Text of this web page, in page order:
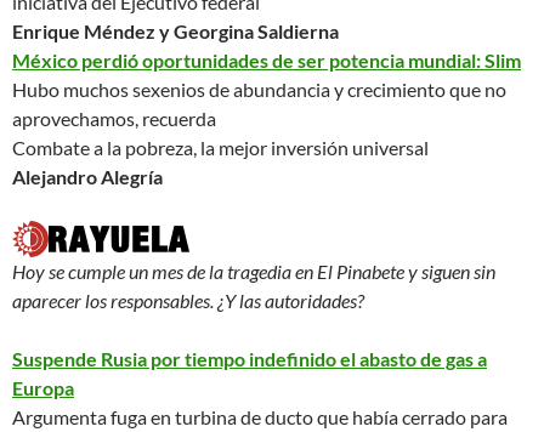
Enrique Méndez y Georgina Saldierna
México perdió oportunidades de ser potencia mundial: Slim
Hubo muchos sexenios de abundancia y crecimiento que no
aprovechamos, recuerda
Combate a la pobreza, la mejor inversión universal
Alejandro Alegría
Hoy se cumple un mes de la tragedia en El Pinabete y siguen sin
aparecer los responsables. ¿Y las autoridades?
Suspende Rusia por tiempo indefinido el abasto de gas a
Europa
Argumenta fuga en turbina de ducto que había cerrado para